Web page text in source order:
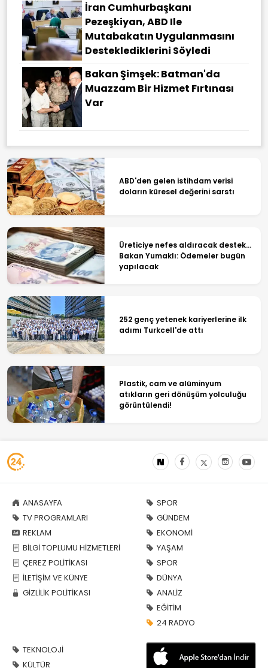
İran Cumhurbaşkanı
Pezeşkiyan, ABD Ile
Mutabakatın Uygulanmasını
Desteklediklerini Söyledi
Bakan Şimşek: Batman'da
Muazzam Bir Hizmet Fırtınası
Var
ABD'den gelen istihdam verisi
doların küresel değerini sarstı
Üreticiye nefes aldıracak destek...
Bakan Yumaklı: Ödemeler bugün
yapılacak
252 genç yetenek kariyerlerine ilk
adımı Turkcell'de attı
Plastik, cam ve alüminyum
atıkların geri dönüşüm yolculuğu
görüntülendi!
ANASAYFA
TV PROGRAMLARI
REKLAM
BİLGİ TOPLUMU HİZMETLERİ
ÇEREZ POLİTİKASI
İLETİŞİM VE KÜNYE
GİZLİLİK POLİTİKASI
SPOR
GÜNDEM
EKONOMİ
YAŞAM
SPOR
DÜNYA
ANALİZ
EĞİTİM
24 RADYO
TEKNOLOJİ
KÜLTÜR